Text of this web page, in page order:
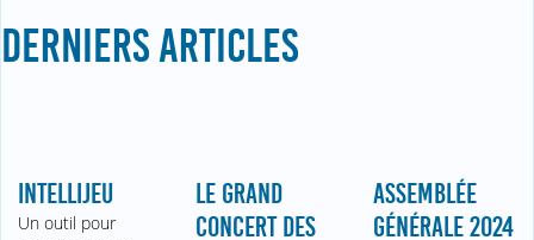
DERNIERS ARTICLES
INTELLIJEU
Un outil pour
LE GRAND
CONCERT DES
ASSEMBLÉE
GÉNÉRALE 2024